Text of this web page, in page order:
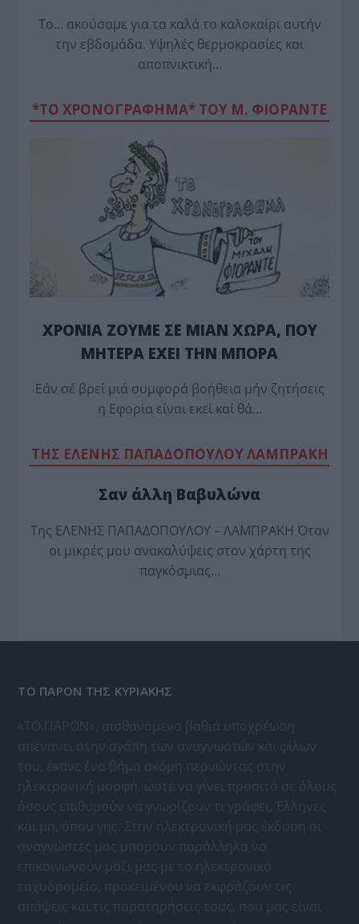
Το… ακούσαμε για τα καλά το καλοκαίρι αυτήν
την εβδομάδα. Υψηλές θερμοκρασίες και
αποπνικτική…
*ΤΟ ΧΡΟΝΟΓΡΑΦΗΜΑ* ΤΟΥ Μ. ΦΙΟΡΆΝΤΕ
ΧΡΟΝΙΑ ΖΟΥΜΕ ΣΕ ΜΙΑΝ ΧΩΡΑ, ΠΟΥ
ΜΗΤΕΡΑ ΕΧΕΙ ΤΗΝ ΜΠΟΡΑ
Εάν σέ βρεί μιά συμφορά βοήθεια μήν ζητήσεις
η Εφορία είναι εκεί καί θά…
TΗΣ ΕΛΕΝΗΣ ΠΑΠΑΔΟΠΟΥΛΟΥ ΛΑΜΠΡΑΚΗ
Σαν άλλη Βαβυλώνα
Της ΕΛΕΝΗΣ ΠΑΠΑΔΟΠΟΥΛΟΥ – ΛΑΜΠΡΑΚΗ Όταν
οι μικρές μου ανακαλύψεις στον χάρτη της
παγκόσμιας…
ΤΟ ΠΑΡΟΝ ΤΗΣ ΚΥΡΙΑΚΗΣ